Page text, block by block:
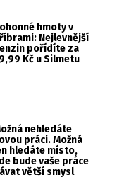
hmoty v
Nejlevnější
pořídíte za
Kč u Silmetu
nehledáte
práci. Možná
hledáte místo,
bude vaše práce
větší smysl